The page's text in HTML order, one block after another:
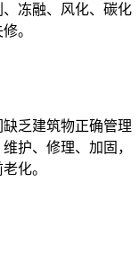
冻融、风化、碳化
。
乏建筑物正确管理
护、修理、加固，
化。